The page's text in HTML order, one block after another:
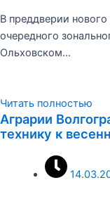
В преддверии
очередного
Ольховском…
Читать полностью
Аграрии
технику к